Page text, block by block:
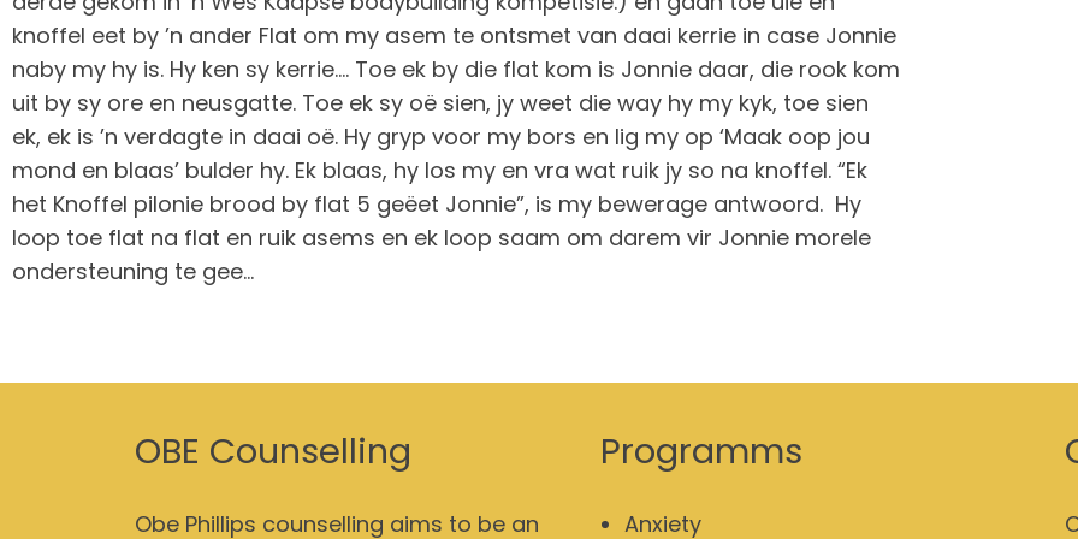
knoffel eet by ’n ander Flat om my asem te ontsmet van daai kerrie in case Jonnie
naby my hy is. Hy ken sy kerrie…. Toe ek by die flat kom is Jonnie daar, die rook kom
uit by sy ore en neusgatte. Toe ek sy oë sien, jy weet die way hy my kyk, toe sien
ek, ek is ’n verdagte in daai oë. Hy gryp voor my bors en lig my op ‘Maak oop jou
mond en blaas’ bulder hy. Ek blaas, hy los my en vra wat ruik jy so na knoffel. “Ek
het Knoffel pilonie brood by flat 5 geëet Jonnie”, is my bewerage antwoord. Hy
loop toe flat na flat en ruik asems en ek loop saam om darem vir Jonnie morele
ondersteuning te gee…
OBE Counselling
Obe Phillips counselling aims to be an
Programms
Anxiety